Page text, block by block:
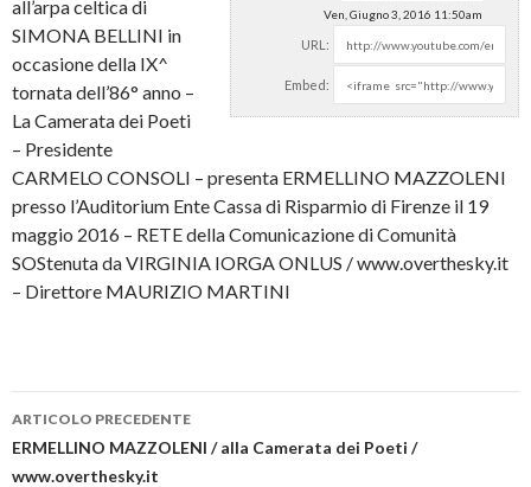
Ven, Giugno 3, 2016 11:50am
URL:
Embed:
all’arpa celtica di
SIMONA BELLINI in
occasione della IX^
tornata dell’86° anno –
La Camerata dei Poeti
– Presidente
CARMELO CONSOLI – presenta ERMELLINO MAZZOLENI
presso l’Auditorium Ente Cassa di Risparmio di Firenze il 19
maggio 2016 – RETE della Comunicazione di Comunità
SOStenuta da VIRGINIA IORGA ONLUS / www.overthesky.it
– Direttore MAURIZIO MARTINI
Navigazione articolo
ARTICOLO PRECEDENTE
ERMELLINO MAZZOLENI / alla Camerata dei Poeti /
www.overthesky.it